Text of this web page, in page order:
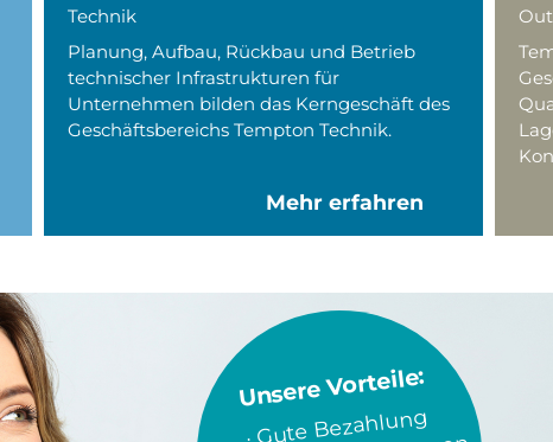
Technik
Planung, Aufbau, Rückbau und Betrieb
technischer Infrastrukturen für
Unternehmen bilden das Kerngeschäft des
Geschäftsbereichs Tempton Technik.
Mehr erfahren
Unsere Vorteile:
Gute Bezahlung